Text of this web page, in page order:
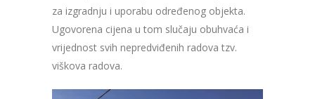
za izgradnju i uporabu određenog objekta.
Ugovorena cijena u tom slučaju obuhvaća i
vrijednost svih nepredviđenih radova tzv.
viškova radova.